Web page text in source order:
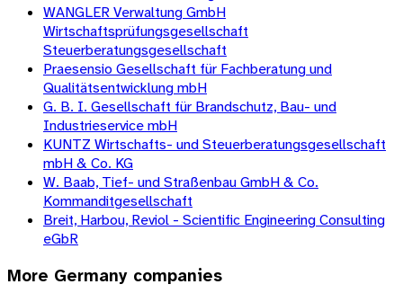
WANGLER Verwaltung GmbH
Wirtschaftsprüfungsgesellschaft
Steuerberatungsgesellschaft
Praesensio Gesellschaft für Fachberatung und
Qualitätsentwicklung mbH
G. B. I. Gesellschaft für Brandschutz, Bau- und
Industrieservice mbH
KUNTZ Wirtschafts- und Steuerberatungsgesellschaft
mbH & Co. KG
W. Baab, Tief- und Straßenbau GmbH & Co.
Kommanditgesellschaft
Breit, Harbou, Reviol - Scientific Engineering Consulting
eGbR
More Germany companies